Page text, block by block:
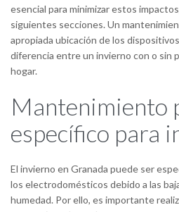
esencial para minimizar estos
siguientes secciones. Un
apropiada ubicación de los
diferencia entre un invierno con o sin
hogar.
Mantenimiento
específico para
El invierno en Granada puede ser
los electrodomésticos debido a las
humedad. Por ello, es importante